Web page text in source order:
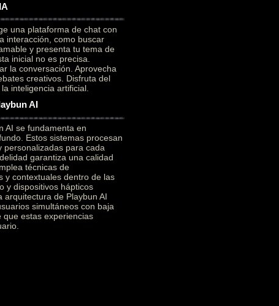
una plataforma de chat con
interacción, como buscar
y presenta tu tema de
inicial no es precisa.
la conversación. Aprovecha
creativos. Disfruta del
inteligencia artificial.
AI
AI se fundamenta en
Estos sistemas procesan
para cada
garantiza una calidad
técnicas de
y contextuales dentro de las
y dispositivos hápticos
de Playbun AI
simultáneos con baja
que estas experiencias